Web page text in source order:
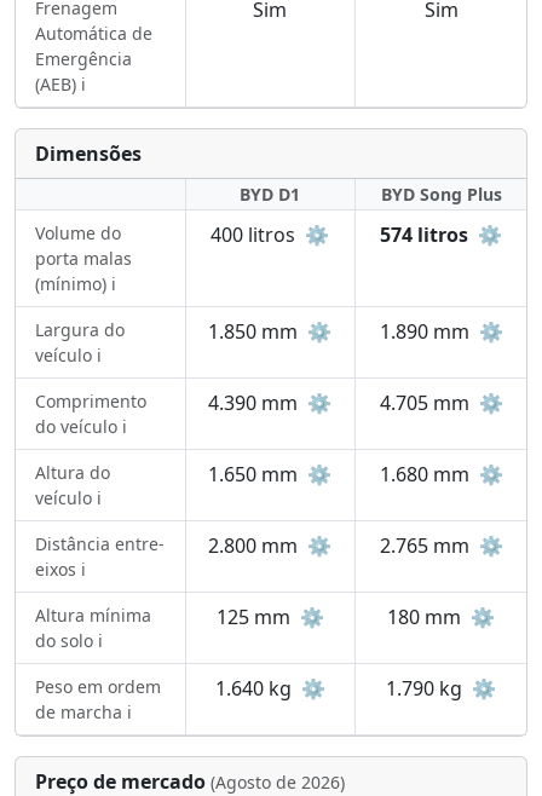
Frenagem
Automática de
Emergência
(AEB) ℹ️
Sim Sim
Dimensões
BYD D1
BYD Song Plus
Volume do
porta malas
(mínimo) ℹ️
400 litros ⚙️ 574 litros ⚙️
Largura do
veículo ℹ️
1.850 mm ⚙️ 1.890 mm ⚙️
Comprimento
do veículo ℹ️
4.390 mm ⚙️ 4.705 mm ⚙️
Altura do
veículo ℹ️
1.650 mm ⚙️ 1.680 mm ⚙️
Distância entre-
eixos ℹ️
2.800 mm ⚙️ 2.765 mm ⚙️
Altura mínima
do solo ℹ️
125 mm ⚙️ 180 mm ⚙️
Peso em ordem
de marcha ℹ️
1.640 kg ⚙️ 1.790 kg ⚙️
Preço de mercado (Agosto de 2026)